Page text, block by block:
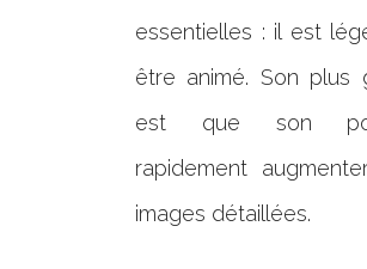
essentielles : il est
être animé. Son plus
est que son
rapidement
images détaillées.